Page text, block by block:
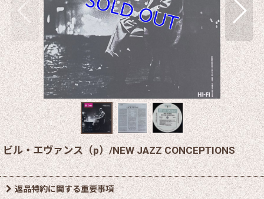
ビル・エヴァンス（p）/NEW JAZZ CONCEPTIONS
返品特約に関する重要事項